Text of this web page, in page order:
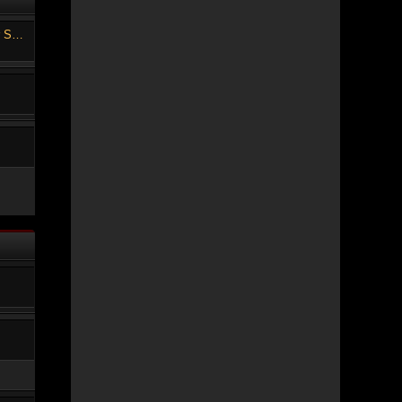
Zauberer und Prinzessin (RPG Maker Spiel)